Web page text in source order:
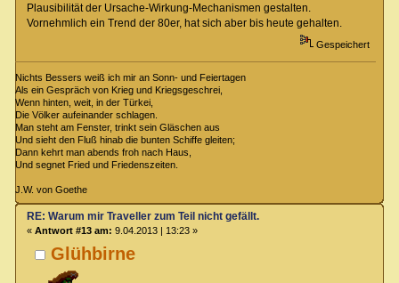
Plausibilität der Ursache-Wirkung-Mechanismen gestalten.
Vornehmlich ein Trend der 80er, hat sich aber bis heute gehalten.
Gespeichert
Nichts Bessers weiß ich mir an Sonn- und Feiertagen
Als ein Gespräch von Krieg und Kriegsgeschrei,
Wenn hinten, weit, in der Türkei,
Die Völker aufeinander schlagen.
Man steht am Fenster, trinkt sein Gläschen aus
Und sieht den Fluß hinab die bunten Schiffe gleiten;
Dann kehrt man abends froh nach Haus,
Und segnet Fried und Friedenszeiten.
J.W. von Goethe
Glühbirne
RE: Warum mir Traveller zum Teil nicht gefällt.
« Antwort #13 am: 9.04.2013 | 13:23 »